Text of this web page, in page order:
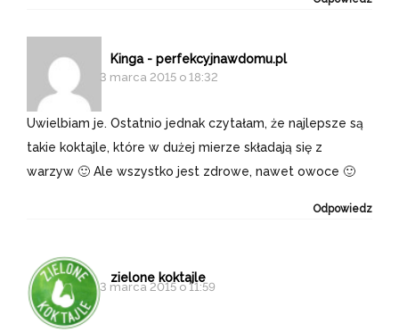
Kinga - perfekcyjnawdomu.pl
3 marca 2015 o 18:32
Uwielbiam je. Ostatnio jednak czytałam, że najlepsze są
takie koktajle, które w dużej mierze składają się z
warzyw 🙂 Ale wszystko jest zdrowe, nawet owoce 🙂
Odpowiedz
zielone koktajle
3 marca 2015 o 11:59